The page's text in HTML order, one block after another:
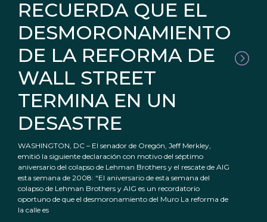
RECUERDA QUE EL
DESMORONAMIENTO
DE LA REFORMA DE
WALL STREET
TERMINA EN UN
DESASTRE
WASHINGTON, DC – El senador de Oregón, Jeff Merkley,
emitió la siguiente declaración con motivo del séptimo
aniversario del colapso de Lehman Brothers y el rescate de AIG
esta semana de 2008: “El aniversario de esta semana del
colapso de Lehman Brothers y AIG es un recordatorio
oportuno de que el desmoronamiento del Muro La reforma de
la calle es